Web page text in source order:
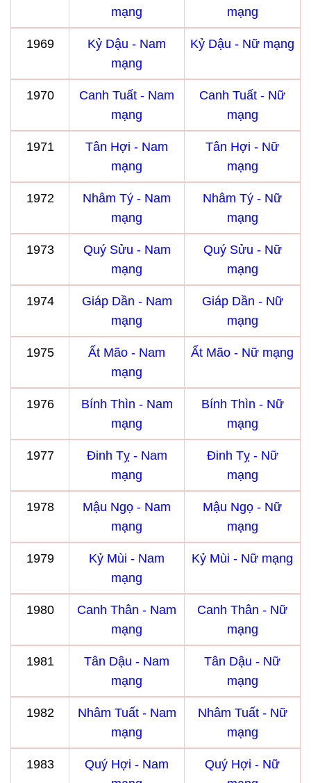
mạng
mạng
1969
Kỷ Dậu - Nam
mạng
Kỷ Dậu - Nữ mạng
1970
Canh Tuất - Nam
mạng
Canh Tuất - Nữ
mạng
1971
Tân Hợi - Nam
mạng
Tân Hợi - Nữ
mạng
1972
Nhâm Tý - Nam
mạng
Nhâm Tý - Nữ
mạng
1973
Quý Sửu - Nam
mạng
Quý Sửu - Nữ
mạng
1974
Giáp Dần - Nam
mạng
Giáp Dần - Nữ
mạng
1975
Ất Mão - Nam
mạng
Ất Mão - Nữ mạng
1976
Bính Thìn - Nam
mạng
Bính Thìn - Nữ
mạng
1977
Đinh Tỵ - Nam
mạng
Đinh Tỵ - Nữ
mạng
1978
Mậu Ngọ - Nam
mạng
Mậu Ngọ - Nữ
mạng
1979
Kỷ Mùi - Nam
mạng
Kỷ Mùi - Nữ mạng
1980
Canh Thân - Nam
mạng
Canh Thân - Nữ
mạng
1981
Tân Dậu - Nam
mạng
Tân Dậu - Nữ
mạng
1982
Nhâm Tuất - Nam
mạng
Nhâm Tuất - Nữ
mạng
1983
Quý Hợi - Nam
Quý Hợi - Nữ